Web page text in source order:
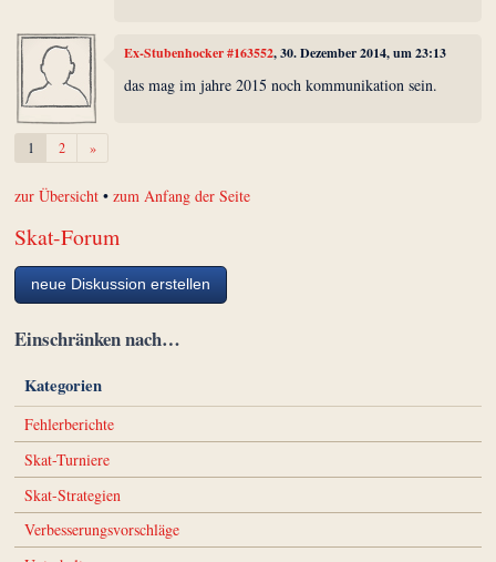
Ex-Stubenhocker #163552, 30. Dezember 2014, um 23:13
das mag im jahre 2015 noch kommunikation sein.
1 2 »Weiter
zur Übersicht •zum Anfang der Seite
Skat-Forum
neue Diskussion erstellen
Einschränken nach…
Kategorien
Fehlerberichte
Skat-Turniere
Skat-Strategien
Verbesserungsvorschläge